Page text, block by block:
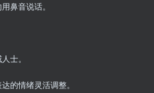
鼻音说话。
士。
的情绪灵活调整。